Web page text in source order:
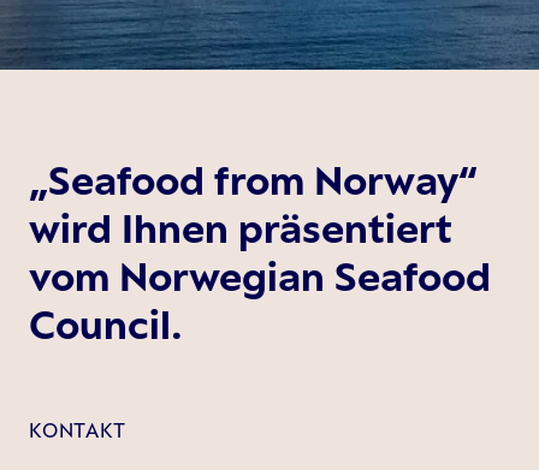
„Seafood from Norway“
wird Ihnen präsentiert
vom Norwegian Seafood
Council.
KONTAKT